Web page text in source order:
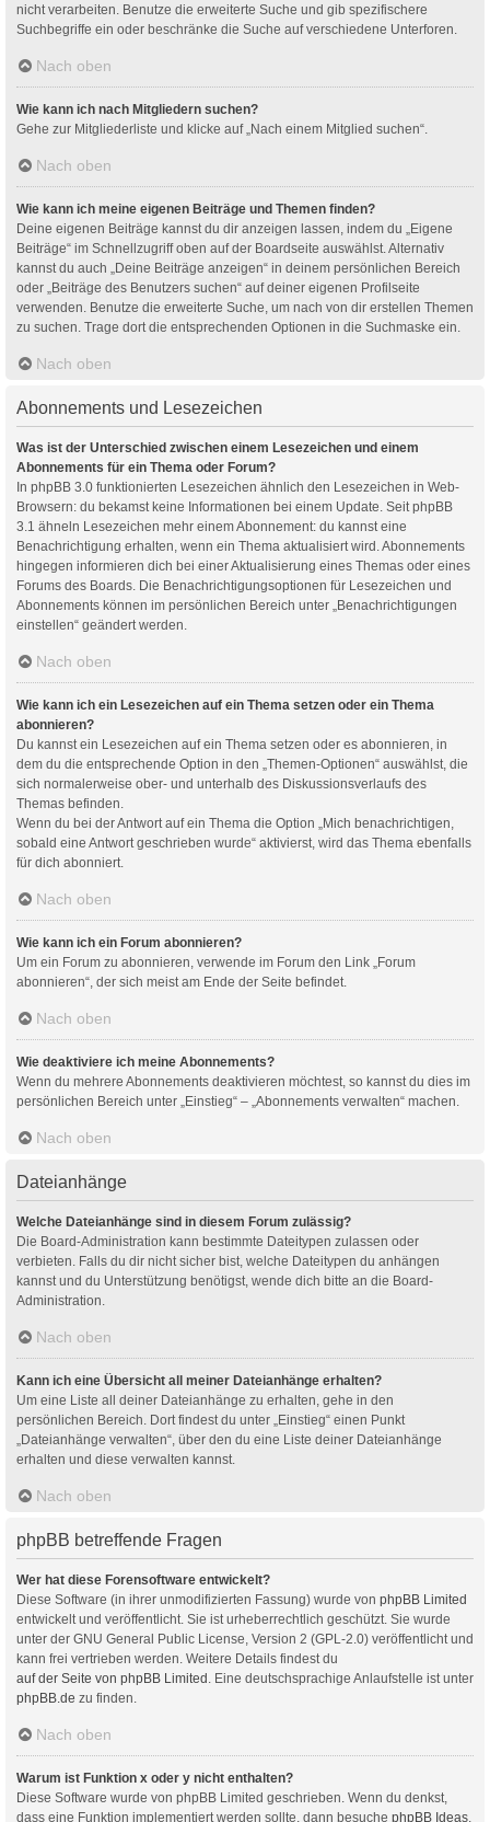
nicht verarbeiten. Benutze die erweiterte Suche und gib spezifischere
Suchbegriffe ein oder beschränke die Suche auf verschiedene Unterforen.
Nach oben
Wie kann ich nach Mitgliedern suchen?
Gehe zur Mitgliederliste und klicke auf „Nach einem Mitglied suchen“.
Nach oben
Wie kann ich meine eigenen Beiträge und Themen finden?
Deine eigenen Beiträge kannst du dir anzeigen lassen, indem du „Eigene
Beiträge“ im Schnellzugriff oben auf der Boardseite auswählst. Alternativ
kannst du auch „Deine Beiträge anzeigen“ in deinem persönlichen Bereich
oder „Beiträge des Benutzers suchen“ auf deiner eigenen Profilseite
verwenden. Benutze die erweiterte Suche, um nach von dir erstellen Themen
zu suchen. Trage dort die entsprechenden Optionen in die Suchmaske ein.
Nach oben
Abonnements und Lesezeichen
Was ist der Unterschied zwischen einem Lesezeichen und einem
Abonnements für ein Thema oder Forum?
In phpBB 3.0 funktionierten Lesezeichen ähnlich den Lesezeichen in Web-
Browsern: du bekamst keine Informationen bei einem Update. Seit phpBB
3.1 ähneln Lesezeichen mehr einem Abonnement: du kannst eine
Benachrichtigung erhalten, wenn ein Thema aktualisiert wird. Abonnements
hingegen informieren dich bei einer Aktualisierung eines Themas oder eines
Forums des Boards. Die Benachrichtigungsoptionen für Lesezeichen und
Abonnements können im persönlichen Bereich unter „Benachrichtigungen
einstellen“ geändert werden.
Nach oben
Wie kann ich ein Lesezeichen auf ein Thema setzen oder ein Thema
abonnieren?
Du kannst ein Lesezeichen auf ein Thema setzen oder es abonnieren, in
dem du die entsprechende Option in den „Themen-Optionen“ auswählst, die
sich normalerweise ober- und unterhalb des Diskussionsverlaufs des
Themas befinden.
Wenn du bei der Antwort auf ein Thema die Option „Mich benachrichtigen,
sobald eine Antwort geschrieben wurde“ aktivierst, wird das Thema ebenfalls
für dich abonniert.
Nach oben
Wie kann ich ein Forum abonnieren?
Um ein Forum zu abonnieren, verwende im Forum den Link „Forum
abonnieren“, der sich meist am Ende der Seite befindet.
Nach oben
Wie deaktiviere ich meine Abonnements?
Wenn du mehrere Abonnements deaktivieren möchtest, so kannst du dies im
persönlichen Bereich unter „Einstieg“ – „Abonnements verwalten“ machen.
Nach oben
Dateianhänge
Welche Dateianhänge sind in diesem Forum zulässig?
Die Board-Administration kann bestimmte Dateitypen zulassen oder
verbieten. Falls du dir nicht sicher bist, welche Dateitypen du anhängen
kannst und du Unterstützung benötigst, wende dich bitte an die Board-
Administration.
Nach oben
Kann ich eine Übersicht all meiner Dateianhänge erhalten?
Um eine Liste all deiner Dateianhänge zu erhalten, gehe in den
persönlichen Bereich. Dort findest du unter „Einstieg“ einen Punkt
„Dateianhänge verwalten“, über den du eine Liste deiner Dateianhänge
erhalten und diese verwalten kannst.
Nach oben
phpBB betreffende Fragen
Wer hat diese Forensoftware entwickelt?
Diese Software (in ihrer unmodifizierten Fassung) wurde von phpBB Limited
entwickelt und veröffentlicht. Sie ist urheberrechtlich geschützt. Sie wurde
unter der GNU General Public License, Version 2 (GPL-2.0) veröffentlicht und
kann frei vertrieben werden. Weitere Details findest du
auf der Seite von phpBB Limited . Eine deutschsprachige Anlaufstelle ist unter
phpBB.de zu finden.
Nach oben
Warum ist Funktion x oder y nicht enthalten?
Diese Software wurde von phpBB Limited geschrieben. Wenn du denkst,
dass eine Funktion implementiert werden sollte, dann besuche phpBB Ideas